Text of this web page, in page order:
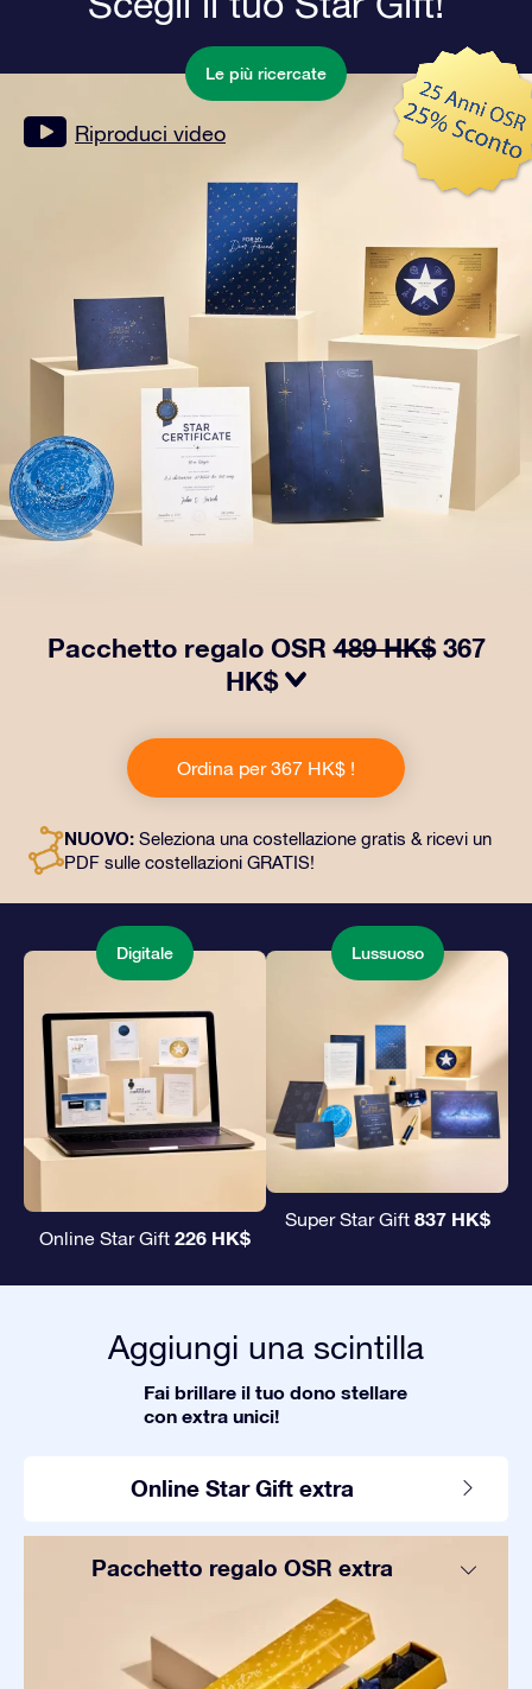
Le più ricercate
Riproduci video
Pacchetto regalo OSR489 HK$ 367
HK$
regalo OSR! Questo dono comprende una splendida
busta e documenti personalizzati inviati a un indirizzo
di tua scelta, oltre a documenti digitali e all’uso gratuito
eterno ad amici e persone care.
Ordina per 367 HK$ !
NUOVO: Seleziona una costellazione gratis & ricevi un
PDF sulle costellazioni GRATIS!
Digitale
Online Star Gift 226 HK$
Lussuoso
Super Star Gift 837 HK$
Aggiungi una scintilla
Fai brillare il tuo dono stellare
con extra unici!
Online Star Gift extra
Pacchetto regalo OSR extra